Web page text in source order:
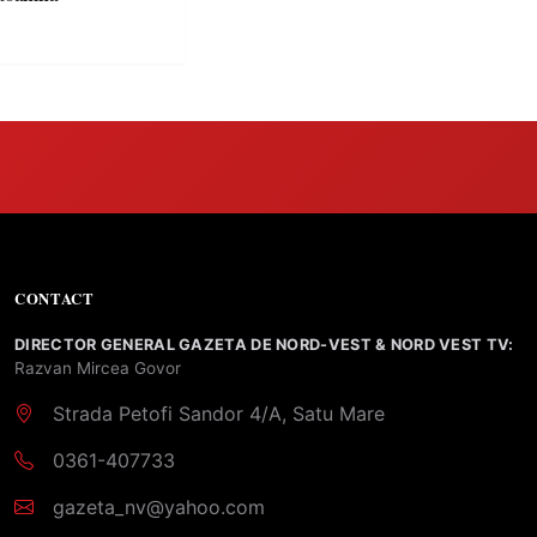
CONTACT
DIRECTOR GENERAL GAZETA DE NORD-VEST & NORD VEST TV:
Razvan Mircea Govor
Strada Petofi Sandor 4/A, Satu Mare
0361-407733
gazeta_nv@yahoo.com